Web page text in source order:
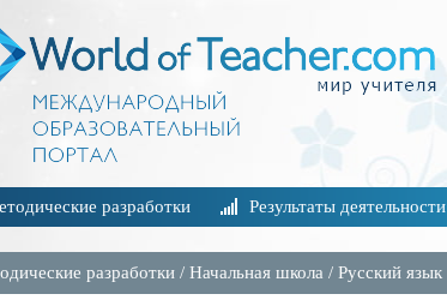
разработки Результаты деятельности
разработки / Начальная школа / Русский язык